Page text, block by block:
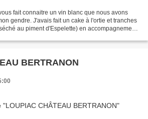
fait connaitre un vin blanc que nous avons
gendre. J'avais fait un cake à l'ortie et tranches
au piment d'Espelette) en accompagnement
BERTRANON